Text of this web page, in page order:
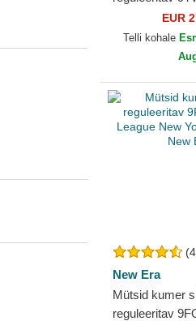
Classic New
New Era
EUR
Telli kohale
New Era
Mütsid kumer
reguleeritav